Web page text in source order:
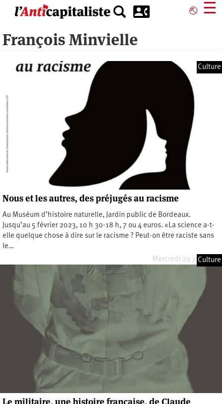
principal
⎋ ☰
François Minvielle
Culture
Nous et les autres, des préjugés au racisme
Au Muséum d’histoire naturelle, Jardin public de Bordeaux.
Jusqu’au 5 février 2023, 10 h 30-18 h, 7 ou 4 euros. «La science a-t-
elle quelque chose à dire sur le racisme ? Peut-on être raciste sans
le…
Mercredi 29 juin 2022
Culture